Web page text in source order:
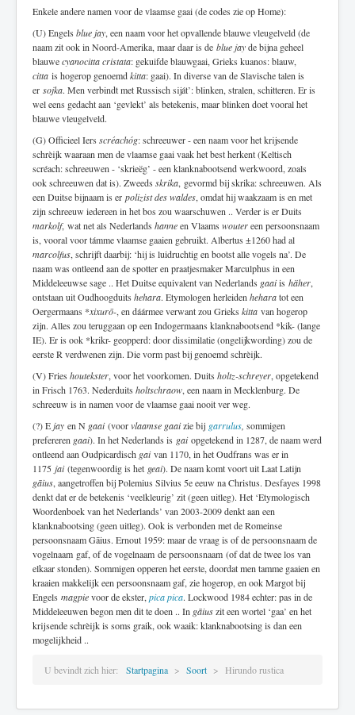
Enkele andere namen voor de vlaamse gaai (de codes zie op Home):
(U) Engels blue jay, een naam voor het opvallende blauwe vleugelveld (de
naam zit ook in Noord-Amerika, maar daar is de blue jayde bijna geheel
blauwecyanocitta cristata: gekuifde blauwgaai, Grieks kuanos: blauw,
citta is hogerop genoemdkitta: gaai). In diverse van de Slavische talen is
er sojka. Men verbindt met Russisch siját’: blinken, stralen, schitteren. Er is
wel eens gedacht aan ‘gevlekt’ als betekenis, maar blinken doet vooral het
blauwe vleugelveld.
(G) Officieel Iers scréachóg: schreeuwer - een naam voor het krijsende
schrèijk waaraan men de vlaamse gaai vaak het best herkent (Keltisch
scréach: schreeuwen - ‘skrieëg’ - een klanknabootsend werkwoord, zoals
ook schreeuwen dat is). Zweeds skrika, gevormd bij skrika: schreeuwen. Als
een Duitse bijnaam is er polizist des waldes, omdat hij waakzaam is en met
zijn schreeuw iedereen in het bos zou waarschuwen .. Verder is er Duits
markolf, wat net als Nederlands hanneen Vlaams woutereen persoonsnaam
is, vooral voor támme vlaamse gaaien gebruikt. Albertus ±1260 had al
marcolfus, schrijft daarbij: ‘hij is luidruchtig en bootst alle vogels na’. De
naam was ontleend aan de spotter en praatjesmaker Marculphus in een
Middeleeuwse sage .. Het Duitse equivalent van Nederlands gaaiis häher,
ontstaan uit Oudhoogduits hehara. Etymologen herleiden heharatot een
Oergermaans *xixurō-, en dáármee verwant zou Grieks kitta van hogerop
zijn. Alles zou teruggaan op een Indogermaans klanknabootsend *kik- (lange
IE). Er is ook *krikr- geopperd: door dissimilatie (ongelijkwording) zou de
eerste R verdwenen zijn. Die vorm past bij genoemd schrèijk.
(V) Fries houtekster, voor het voorkomen. Duits holtz-schreyer, opgetekend
in Frisch 1763. Nederduits holtschraow, een naam in Mecklenburg. De
schreeuw is in namen voor de vlaamse gaai nooit ver weg.
(?) E jay en N gaai(voorvlaamse gaaizie bij garrulus sommigen
prefereren gaai). In het Nederlands is gaiopgetekend in 1287, de naam werd
ontleend aan Oudpicardisch gaivan 1170, in het Oudfrans was er in
1175 jai(tegenwoordig is het geai). De naam komt voort uit Laat Latijn
gāius, aangetroffen bij Polemius Silvius 5e eeuw na Christus. Desfayes 1998
denkt dat er de betekenis ‘veelkleurig’ zit (geen uitleg). Het ‘Etymologisch
Woordenboek van het Nederlands’ van 2003-2009 denkt aan een
klanknabootsing (geen uitleg). Ook is verbonden met de Romeinse
persoonsnaam Gāius. Ernout 1959: maar de vraag is of de persoonsnaam de
vogelnaam gaf, of de vogelnaam de persoonsnaam (of dat de twee los van
elkaar stonden). Sommigen opperen het eerste, doordat men tamme gaaien en
kraaien makkelijk een persoonsnaam gaf, zie hogerop, en ook Margot bij
Engels magpievoor de ekster, pica pica. Lockwood 1984 echter: pas in de
Middeleeuwen begon men dit te doen .. In gāiuszit een wortel ‘gaa’ en het
krijsende schrèijk is soms graik, ook waaik: klanknabootsing is dan een
mogelijkheid ..
U bevindt zich hier: Startpagina Soort Hirundo rustica